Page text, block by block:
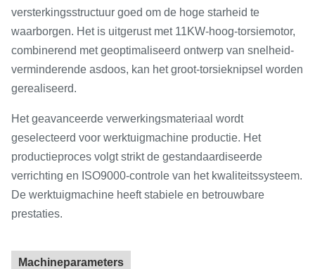
versterkingsstructuur goed om de hoge starheid te
waarborgen. Het is uitgerust met 11KW-hoog-torsiemotor,
combinerend met geoptimaliseerd ontwerp van snelheid-
verminderende asdoos, kan het groot-torsieknipsel worden
gerealiseerd.
Het geavanceerde verwerkingsmateriaal wordt
geselecteerd voor werktuigmachine productie. Het
productieproces volgt strikt de gestandaardiseerde
verrichting en ISO9000-controle van het kwaliteitssysteem.
De werktuigmachine heeft stabiele en betrouwbare
prestaties.
Machineparameters